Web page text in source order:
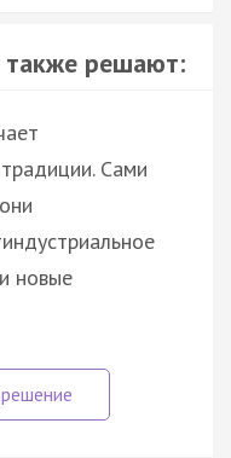
также решают:
Сами
новые